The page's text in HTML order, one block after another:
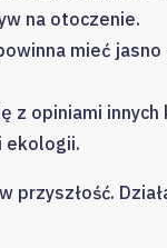
na otoczenie.
mieć
z opiniami
ekologii.